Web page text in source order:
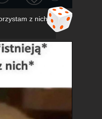
z nich,